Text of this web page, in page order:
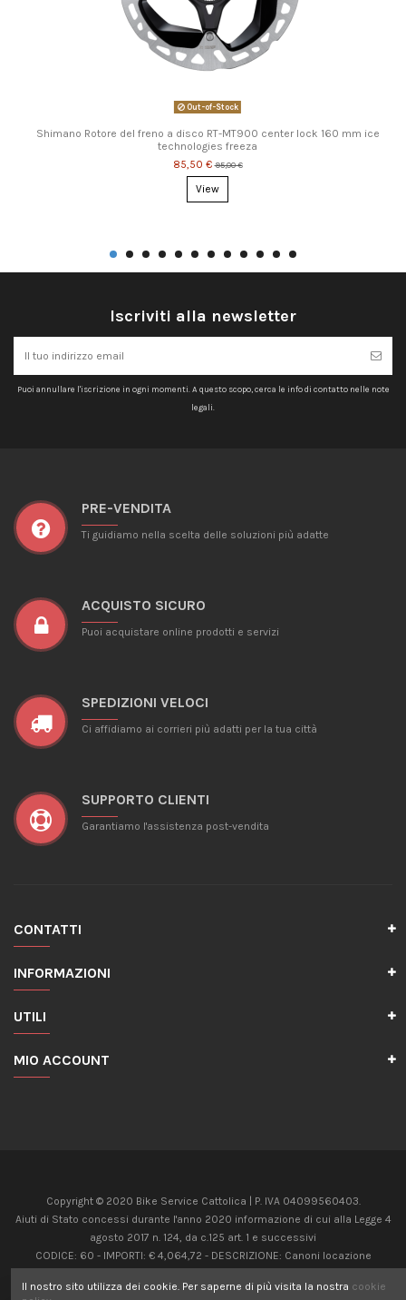
Out-of-Stock
Shimano Rotore del freno a disco RT-MT900 center lock 160 mm ice
technologies freeza
85,50 € 95,00 €
View
Iscriviti alla newsletter
Puoi annullare l'iscrizione in ogni momenti. A questo scopo, cerca le info di contatto nelle note
legali.
PRE-VENDITA
Ti guidiamo nella scelta delle soluzioni più adatte
ACQUISTO SICURO
Puoi acquistare online prodotti e servizi
SPEDIZIONI VELOCI
Ci affidiamo ai corrieri più adatti per la tua città
SUPPORTO CLIENTI
Garantiamo l'assistenza post-vendita
CONTATTI
INFORMAZIONI
UTILI
MIO ACCOUNT
Copyright © 2020 Bike Service Cattolica | P. IVA 04099560403.
Aiuti di Stato concessi durante l'anno 2020 informazione di cui alla Legge 4
agosto 2017 n. 124, da c.125 art. 1 e successivi
CODICE: 60 - IMPORTI: € 4,064,72 - DESCRIZIONE: Canoni locazione
CODICE: 20 - IMPORTI: € 8,624,00 - DESCRIZIONE: Contributo Fondo perduto
Il nostro sito utilizza dei cookie. Per saperne di più visita la nostra cookie